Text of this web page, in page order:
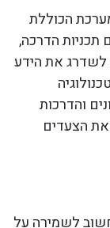
הכוללת
הדרכה,
לשדרג את הידע
והדרכות
את הצעדים
לשמירה על